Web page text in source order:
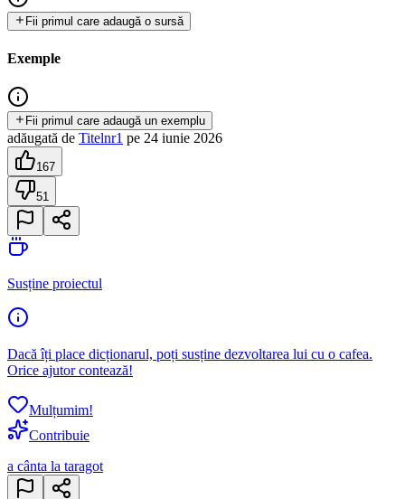
Fii primul care adaugă o sursă
Exemple
Fii primul care adaugă un exemplu
adăugată de Titelnr1 pe 24 iunie 2026
167
51
Susține proiectul
Dacă îți place dicționarul, poți susține dezvoltarea lui cu o cafea.
Orice ajutor contează!
Mulțumim!
Contribuie
a cânta la taragot